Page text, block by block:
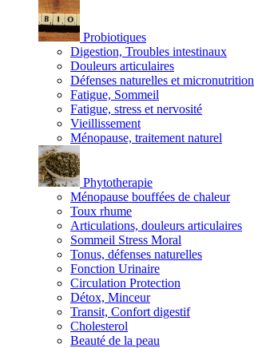
Probiotiques
Digestion, Troubles intestinaux
Douleurs articulaires
Défenses naturelles et micronutrition
Fatigue, Sommeil
Fatigue, stress et nervosité
Vieillissement
Ménopause, traitement naturel
Phytotherapie
Ménopause bouffées de chaleur
Toux rhume
Articulations, douleurs articulaires
Sommeil Stress Moral
Tonus, défenses naturelles
Fonction Urinaire
Circulation Protection
Détox, Minceur
Transit, Confort digestif
Cholesterol
Beauté de la peau